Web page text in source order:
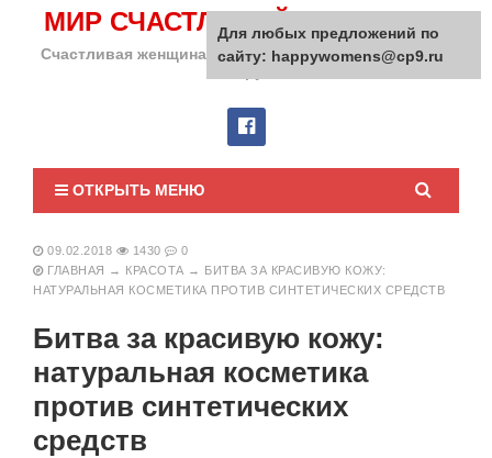
МИР СЧАСТЛИВОЙ ЖЕНЩИНЫ
Счастливая женщина сделает счастливым весь мир
ОТКРЫТЬ МЕНЮ
09.02.2018 1430
0
ГЛАВНАЯ → КРАСОТА → БИТВА ЗА КРАСИВУЮ КОЖУ:
НАТУРАЛЬНАЯ КОСМЕТИКА ПРОТИВ СИНТЕТИЧЕСКИХ СРЕДСТВ
Битва за красивую кожу:
натуральная косметика
против синтетических
средств
Для любых предложений по
сайту: happywomens@cp9.ru